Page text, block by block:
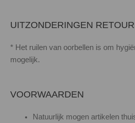
UITZONDERINGEN
* Het ruilen van oorbellen is om
mogelijk.
VOORWAARDEN
Natuurlijk mogen artikelen